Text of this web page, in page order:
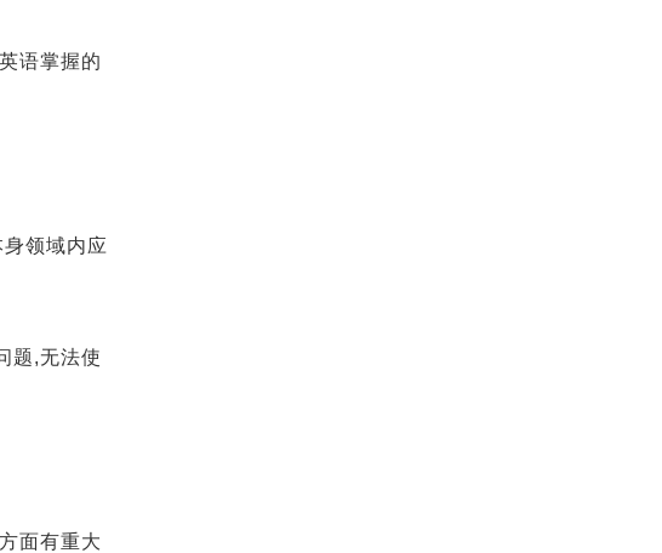
语掌握的
领域内应
题,无法使
面有重大